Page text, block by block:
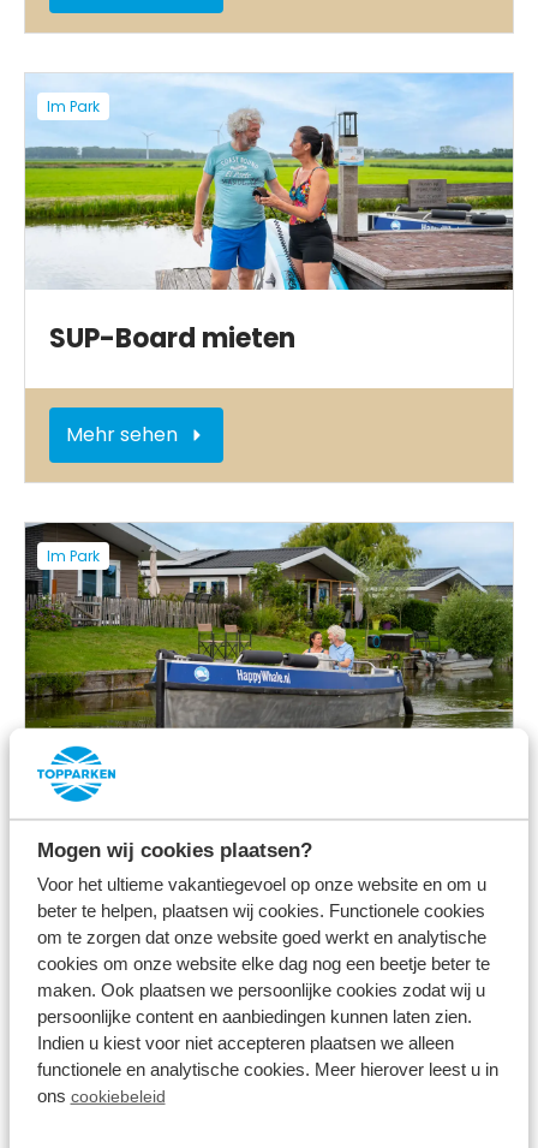
Mogen wij cookies plaatsen?
Voor het ultieme vakantiegevoel op onze website en om u
beter te helpen, plaatsen wij cookies. Functionele cookies
om te zorgen dat onze website goed werkt en analytische
cookies om onze website elke dag nog een beetje beter te
maken. Ook plaatsen we persoonlijke cookies zodat wij u
persoonlijke content en aanbiedingen kunnen laten zien.
Indien u kiest voor niet accepteren plaatsen we alleen
functionele en analytische cookies. Meer hierover leest u in
ons cookiebeleid
Im Park
SUP-Board mieten
Mehr sehen
Im Park
Elektroboot mieten
Mehr sehen